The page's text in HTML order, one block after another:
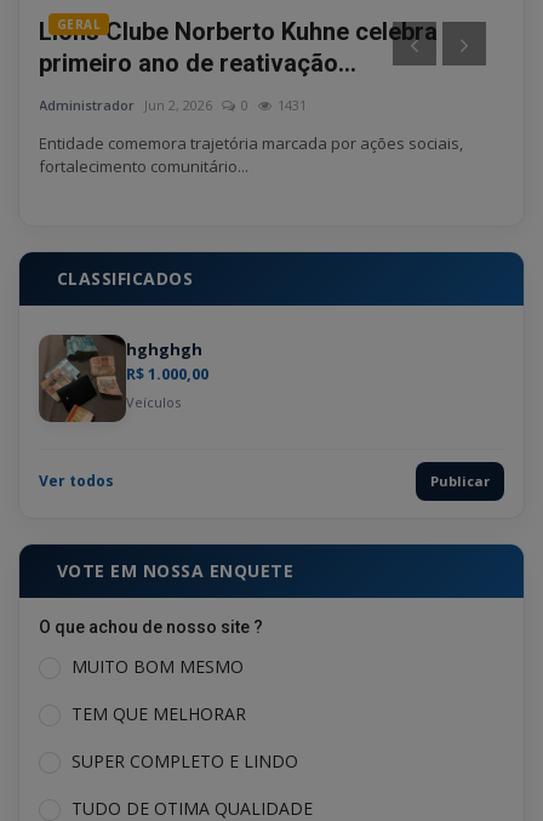
GERAL
Lions Clube Norberto Kuhne celebra
primeiro ano de reativação...
Administrador Jun 2, 2026 0 1431
Entidade comemora trajetória marcada por ações sociais,
fortalecimento comunitário...
CLASSIFICADOS
hghghgh
R$ 1.000,00
Veículos
Ver todos Publicar
VOTE EM NOSSA ENQUETE
O que achou de nosso site ?
MUITO BOM MESMO
TEM QUE MELHORAR
SUPER COMPLETO E LINDO
TUDO DE OTIMA QUALIDADE